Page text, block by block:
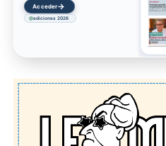
Acceder→
ediciones 2026